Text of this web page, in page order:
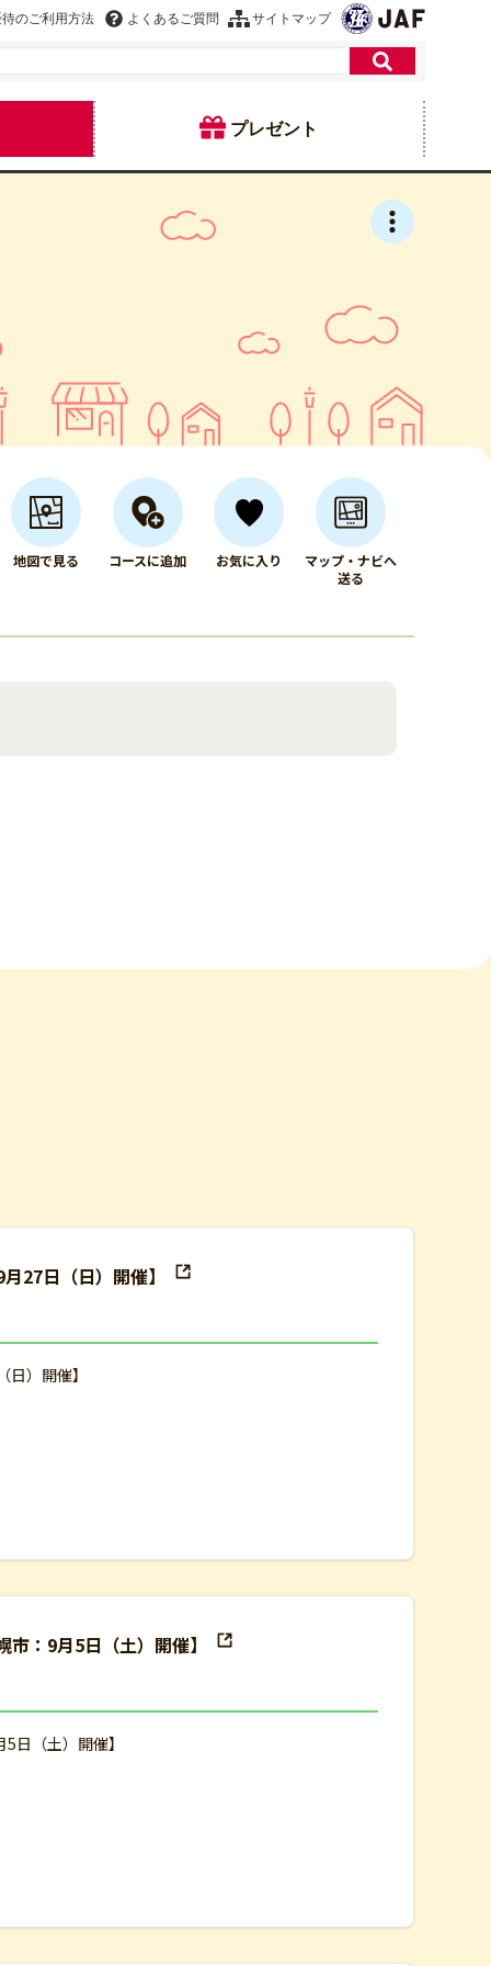
のご利用方法 よくあるご質問 サイトマップ
プレゼント
地図で見る コースに追加 お気に入り
マップ・ナビへ
送る
27日（日）開催】
）開催】
：9月5日（土）開催】
日（土）開催】